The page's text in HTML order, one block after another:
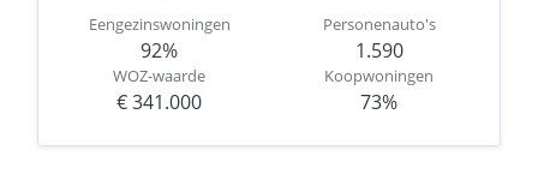
Eengezinswoningen
92%
Personenauto's
1.590
WOZ-waarde
€ 341.000
Koopwoningen
73%